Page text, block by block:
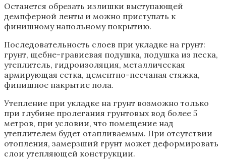
Останется обрезать излишки выступающей
демпферной ленты и можно приступать к
финишному напольному покрытию.
Последовательность слоев при укладке на грунт:
грунт, щебне-гравиевая подушка, подушка из песка,
утеплитель, гидроизоляция, металлическая
армирующая сетка, цементно-песчаная стяжка,
финишное накрытие пола.
Утепление при укладке на грунт возможно только
при глубине пролегания грунтовых вод более 5
метров, при условии, что помещение над
утеплителем будет отапливаемым. При отсутствии
отопления, замерзший грунт может деформировать
слои утепляющей конструкции.